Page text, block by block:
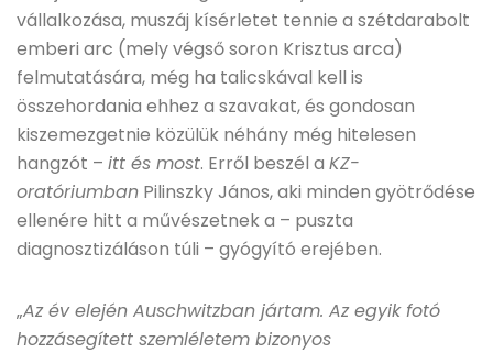
vállalkozása, muszáj kísérletet tennie a szétdarabolt
emberi arc (mely végső soron Krisztus arca)
felmutatására, még ha talicskával kell is
összehordania ehhez a szavakat, és gondosan
kiszemezgetnie közülük néhány még hitelesen
hangzót – itt és most. Erről beszél a KZ-
oratóriumban Pilinszky János, aki minden gyötrődése
ellenére hitt a művészetnek a – puszta
diagnosztizáláson túli – gyógyító erejében.
„Az év elején Auschwitzban jártam. Az egyik fotó
hozzásegített szemléletem bizonyos